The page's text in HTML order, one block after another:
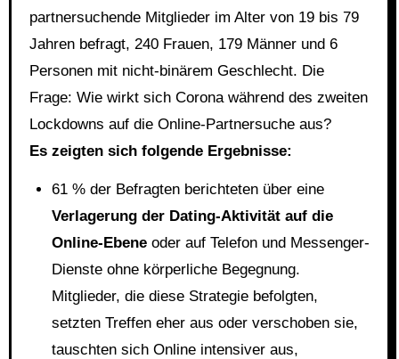
partnersuchende Mitglieder im Alter von 19 bis 79
Jahren befragt, 240 Frauen, 179 Männer und 6
Personen mit nicht-binärem Geschlecht. Die
Frage: Wie wirkt sich Corona während des zweiten
Lockdowns auf die Online-Partnersuche aus?
Es zeigten sich folgende Ergebnisse:
61 % der Befragten berichteten über eine
Verlagerung der Dating-Aktivität auf die
Online-Ebene oder auf Telefon und Messenger-
Dienste ohne körperliche Begegnung.
Mitglieder, die diese Strategie befolgten,
setzten Treffen eher aus oder verschoben sie,
tauschten sich Online intensiver aus,